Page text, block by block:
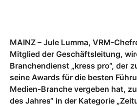
MAINZ – Jule Lumma, VRM-
Mitglied der Geschäftsleitung,
Branchendienst „kress pro“, der
seine Awards für die besten
Medien-Branche vergeben hat,
des Jahres“ in der Kategorie